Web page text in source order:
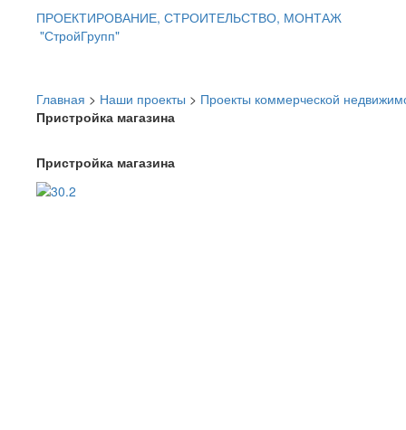
ПРОЕКТИРОВАНИЕ, СТРОИТЕЛЬСТВО, МОНТАЖ
"СтройГрупп"
Главная > Наши проекты > Проекты коммерческой
Пристройка магазина
Пристройка магазина